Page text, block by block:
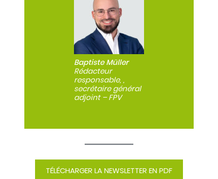
Baptiste Müller
Rédacteur
responsable, ,
secrétaire général
adjoint – FPV
TÉLÉCHARGER LA NEWSLETTER EN PDF